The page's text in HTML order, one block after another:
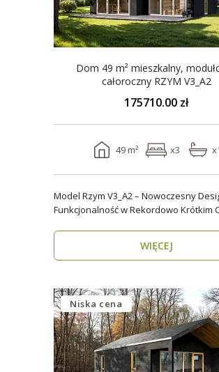
Dom 49 m² mieszkalny,
całoroczny RZYM V3_A2
175710.00 zł
49 m² x3
Model Rzym V3_A2 – Nowoczesny
Funkcjonalność w Rekordowo Krótkim
WIĘCEJ
Niska cena